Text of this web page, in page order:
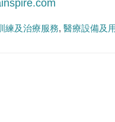
練及治療服務 醫療設備及